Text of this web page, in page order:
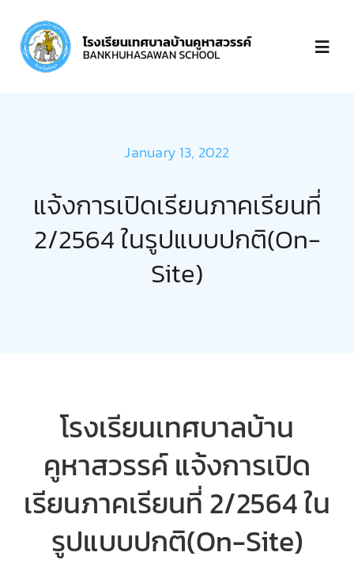
content
บุคลากร
January 13, 2022
แจ้งการเปิดเรียนภาคเรียนที่
2/2564 ในรูปแบบปกติ(On-
Site)
โรงเรียนเทศบาลบ้าน
คูหาสวรรค์ แจ้งการเปิด
เรียนภาคเรียนที่ 2/2564 ใน
รูปแบบปกติ(On-Site)